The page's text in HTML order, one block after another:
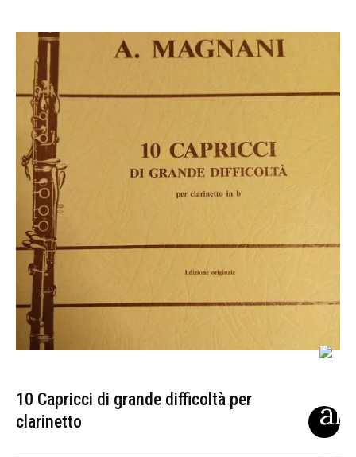
10 Capricci di grande difficoltà per
clarinetto